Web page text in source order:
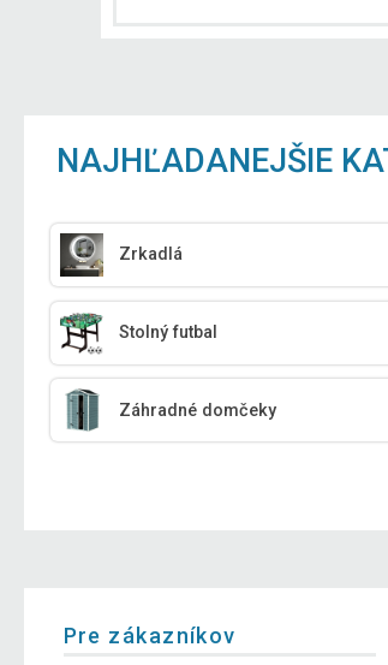
NAJHĽADANEJŠIE
Zrkadlá
Stolný futbal
Záhradné domčeky
Pre zákazníkov